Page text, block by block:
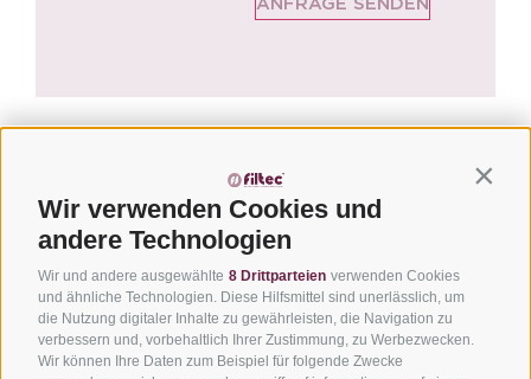
Wir verwenden Cookies und
andere Technologien
Wir und andere ausgewählte 8 Drittparteien verwenden Cookies
und ähnliche Technologien. Diese Hilfsmittel sind unerlässlich, um
die Nutzung digitaler Inhalte zu gewährleisten, die Navigation zu
verbessern und, vorbehaltlich Ihrer Zustimmung, zu Werbezwecken.
Wir können Ihre Daten zum Beispiel für folgende Zwecke